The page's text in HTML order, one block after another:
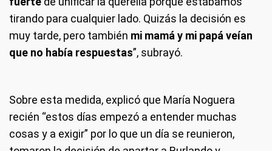
tirando para cualquier lado. Quizás la decisión es
muy tarde, pero también mi mamá y mi papá veían
que no había respuestas”, subrayó.
Sobre esta medida, explicó que María Noguera
recién “estos días empezó a entender muchas
cosas y a exigir” por lo que un día se reunieron,